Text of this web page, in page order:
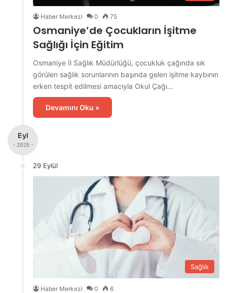
Haber Merkezi 0 75
Osmaniye’de Çocukların İşitme
Sağlığı İçin Eğitim
Osmaniye İl Sağlık Müdürlüğü, çocukluk çağında sık
görülen sağlık sorunlarının başında gelen işitme kaybının
erken tespit edilmesi amacıyla Okul Çağı…
Devamını Oku »
Eyl
- 2025 -
29 Eylül
Sağlık
Haber Merkezi 0 6